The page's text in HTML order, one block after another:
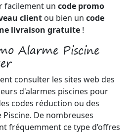
facilement un code promo
client ou bien un code
livraison gratuite !
Alarme Piscine
consulter les sites web des
d'alarmes piscines pour
codes réduction ou des
Piscine. De nombreuses
fréquemment ce type d’offres